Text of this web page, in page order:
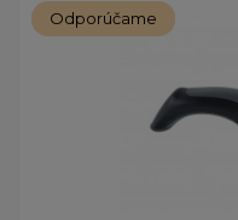
Odporúčame